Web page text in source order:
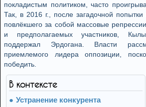
покладистым политиком, часто
Так, в 2016 г., после загадочной попытки
повлёкшего за собой массовые
и предполагаемых участников,
поддержал Эрдогана. Власти
приемлемого лидера оппозиции,
победить.
В контексте
Устранение конкурента